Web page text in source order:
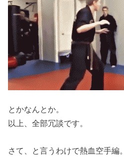
とかなんとか。
以上、全部冗談です。
さて、と言うわけで熱血空手編。